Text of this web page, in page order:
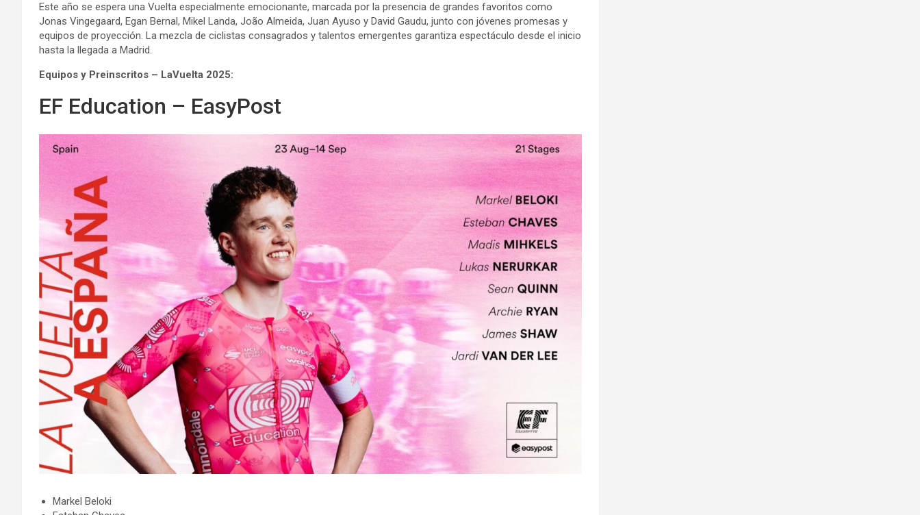
Este año se espera una Vuelta especialmente emocionante, marcada por la presencia de grandes favoritos como
Jonas Vingegaard, Egan Bernal, Mikel Landa, João Almeida, Juan Ayuso y David Gaudu, junto con jóvenes promesas y
equipos de proyección. La mezcla de ciclistas consagrados y talentos emergentes garantiza espectáculo desde el inicio
hasta la llegada a Madrid.
Equipos y Preinscritos – LaVuelta 2025:
EF Education – EasyPost
Markel Beloki